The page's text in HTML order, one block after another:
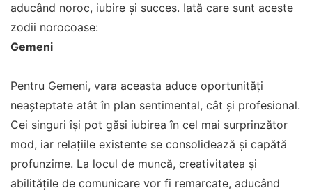
aducând noroc, iubire și succes. Iată care sunt aceste
zodii norocoase:
Gemeni
Pentru Gemeni, vara aceasta aduce oportunități
neașteptate atât în plan sentimental, cât și profesional.
Cei singuri își pot găsi iubirea în cel mai surprinzător
mod, iar relațiile existente se consolidează și capătă
profunzime. La locul de muncă, creativitatea și
abilitățile de comunicare vor fi remarcate, aducând